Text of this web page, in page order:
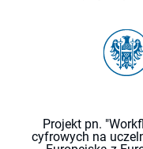
Projekt pn.
cyfrowych na